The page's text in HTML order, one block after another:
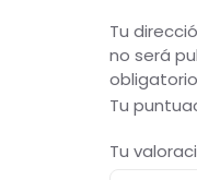
Tu
no será
Tu
Tu